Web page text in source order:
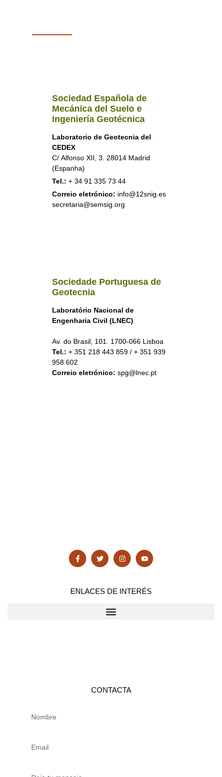
Sociedad Española de
Mecánica del Suelo e
Ingeniería Geotécnica
Laboratorio de Geotecnia del
CEDEX
C/ Alfonso XII, 3. 28014 Madrid
(Espanha)
Tel.: + 34 91 335 73 44
Correio eletrónico: info@12snig.es
secretaria@semsig.org
Sociedade Portuguesa de
Geotecnia
Laboratório Nacional de
Engenharia Civil (LNEC)
Av. do Brasil, 101. 1700-066 Lisboa
Tel.: + 351 218 443 859 / + 351 939
958 602
Correio eletrónico: spg@lnec.pt
ENLACES DE INTERÉS
CONTACTA